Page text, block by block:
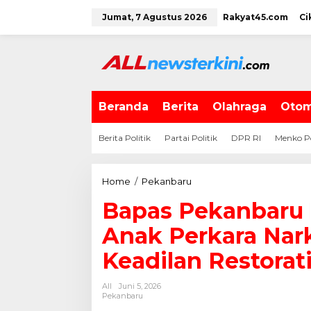
w
Jumat, 7 Agustus 2026 Rakyat45.com
Beranda Berita Olahraga
Berita Politik Partai Politik DPR RI Menko
Home / Pekanbaru
p
s
e
Bapas
Anak Perkara
Keadilan
All
Juni 5, 2026
Pekanbaru